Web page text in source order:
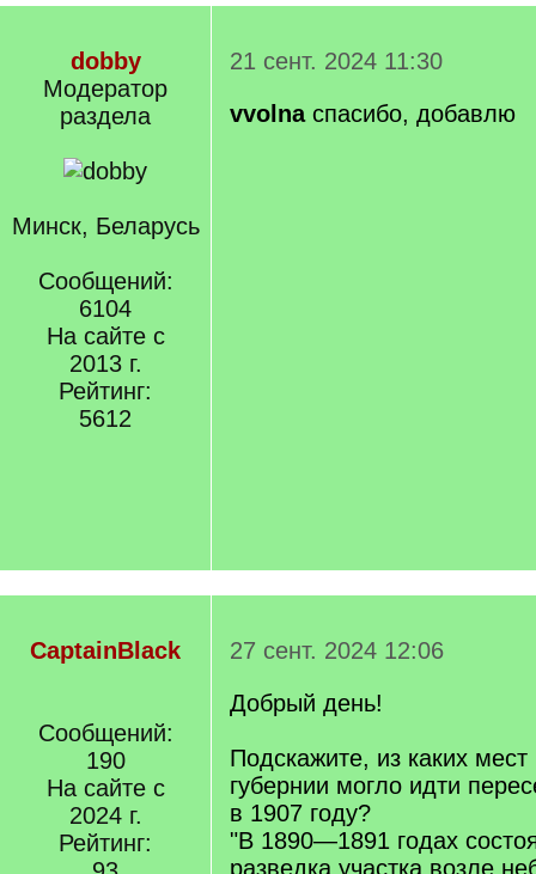
dobby
Модератор
раздела
Минск, Беларусь
Сообщений:
6104
На сайте с
2013 г.
Рейтинг:
5612
21 сент. 2024 11:30
vvolnaспасибо, добавлю
CaptainBlack
Сообщений:
190
На сайте с
2024 г.
Рейтинг:
27 сент. 2024 12:06
Добрый день!
Подскажите, из каких
губернии могло идти
в 1907 году?
"В 1890—1891 годах
разведка участка возле